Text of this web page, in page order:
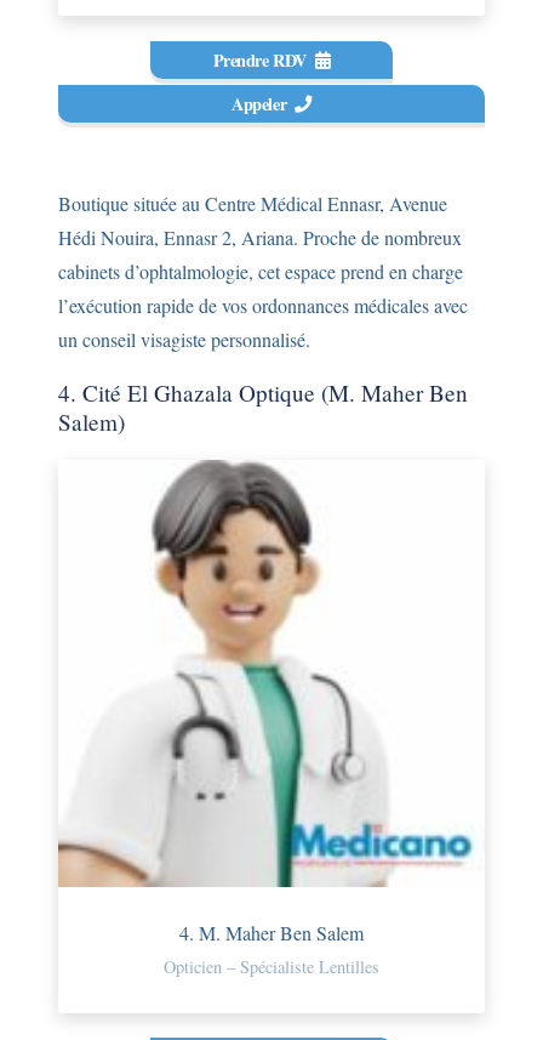
Prendre RDV
Appeler
Boutique située au Centre Médical Ennasr, Avenue
Hédi Nouira, Ennasr 2, Ariana. Proche de nombreux
cabinets d’ophtalmologie, cet espace prend en charge
l’exécution rapide de vos ordonnances médicales avec
un conseil visagiste personnalisé.
4. Cité El Ghazala Optique (M. Maher Ben
Salem)
4. M. Maher Ben Salem
Opticien – Spécialiste Lentilles